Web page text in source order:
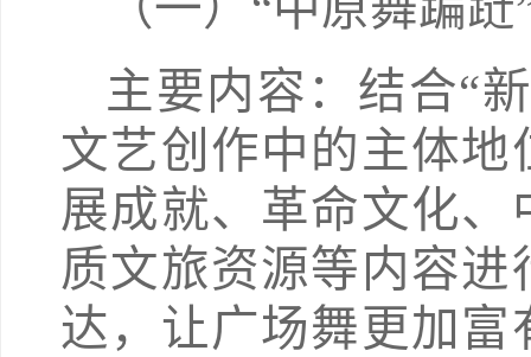
主要内容：结合“
文艺创作中的主体
展成就、革命文化
质文旅资源等内容
达，让广场舞更加